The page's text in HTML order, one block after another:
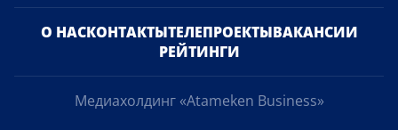
О НАСКОНТАКТЫТЕЛЕПРОЕКТЫВАКАНСИИ
РЕЙТИНГИ
Медиахолдинг «Atameken Business»